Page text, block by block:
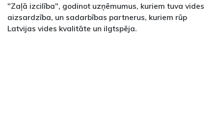
"Zaļā izcilība", godinot uzņēmumus, kuriem tuva vides
aizsardzība, un sadarbības partnerus, kuriem rūp
Latvijas vides kvalitāte un ilgtspēja.